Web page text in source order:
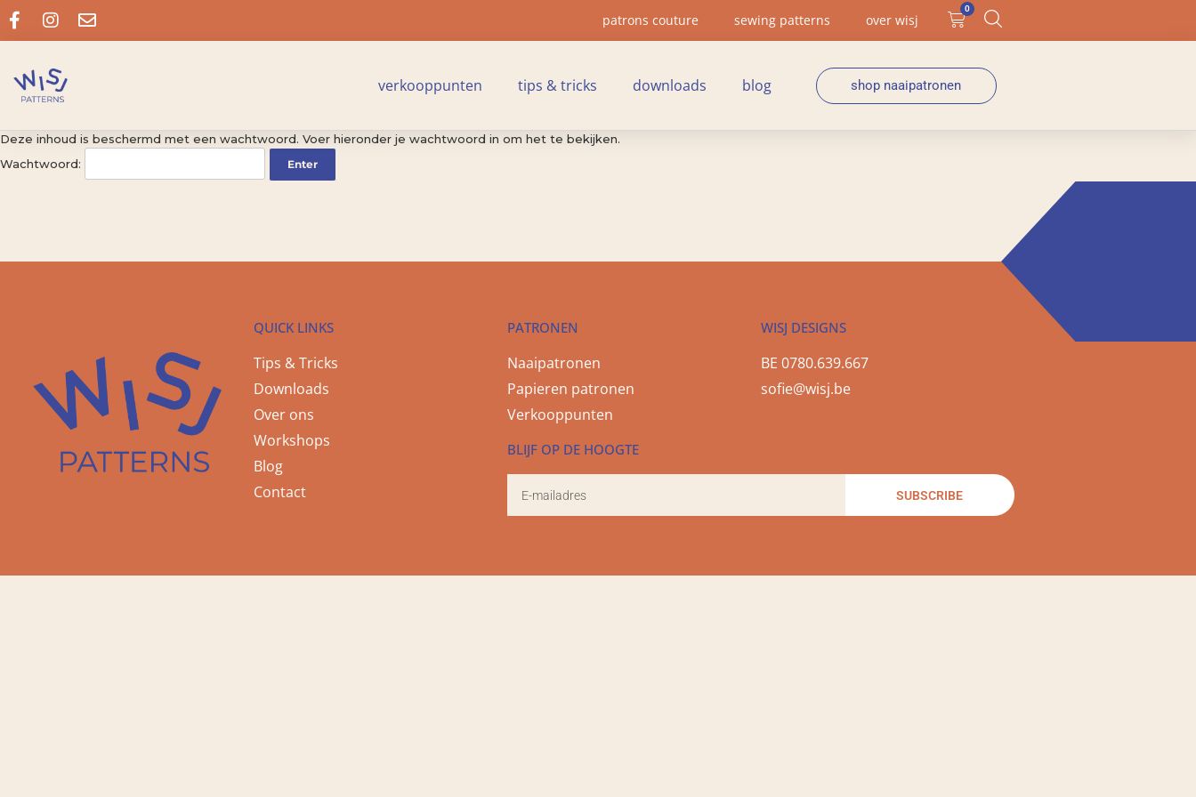
patrons couture sewing patterns over wisj
0
verkooppunten tips & tricks downloads blog shop naaipatronen
Deze inhoud is beschermd met een wachtwoord. Voer hieronder je wachtwoord in om het te bekijken.
Wachtwoord:
QUICK LINKS
Tips & Tricks
Downloads
Over ons
Workshops
Blog
Contact
PATRONEN
Naaipatronen
Papieren patronen
Verkooppunten
WISJ DESIGNS
BE 0780.639.667
sofie@wisj.be
BLIJF OP DE HOOGTE
SUBSCRIBE